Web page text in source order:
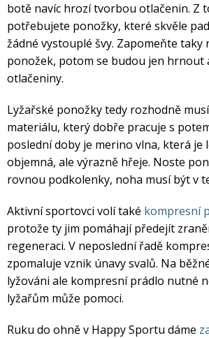
botě navíc hrozí tvorbou otlačenin. Z
potřebujete ponožky, které skvěle
žádné vystouplé švy. Zapomeňte taky
ponožek, potom se budou jen
otlačeniny.
Lyžařské ponožky tedy rozhodně
materiálu, který dobře pracuje s
poslední doby je merino vlna, která je
objemná, ale výrazně hřeje. Noste
rovnou podkolenky, noha musí být v
Aktivní sportovci volí také kompresní
protože ty jim pomáhají předejít
regeneraci. V neposlední řadě
zpomaluje vznik únavy svalů. Na
lyžováni ale kompresní prádlo nutné
lyžařům může pomoci.
Ruku do ohně v Happy Sportu dáme